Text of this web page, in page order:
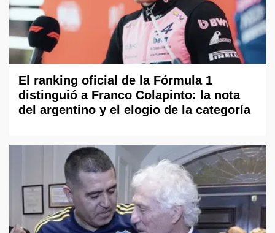
El ranking oficial de la Fórmula 1
distinguió a Franco Colapinto: la nota
del argentino y el elogio de la categoría